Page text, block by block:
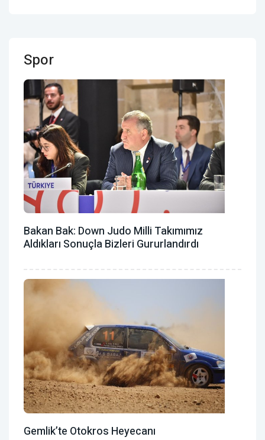
Spor
Bakan Bak: Down Judo Milli Takımımız
Aldıkları Sonuçla Bizleri Gururlandırdı
Gemlik’te Otokros Heyecanı